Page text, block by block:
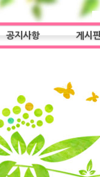
공지사항 게시